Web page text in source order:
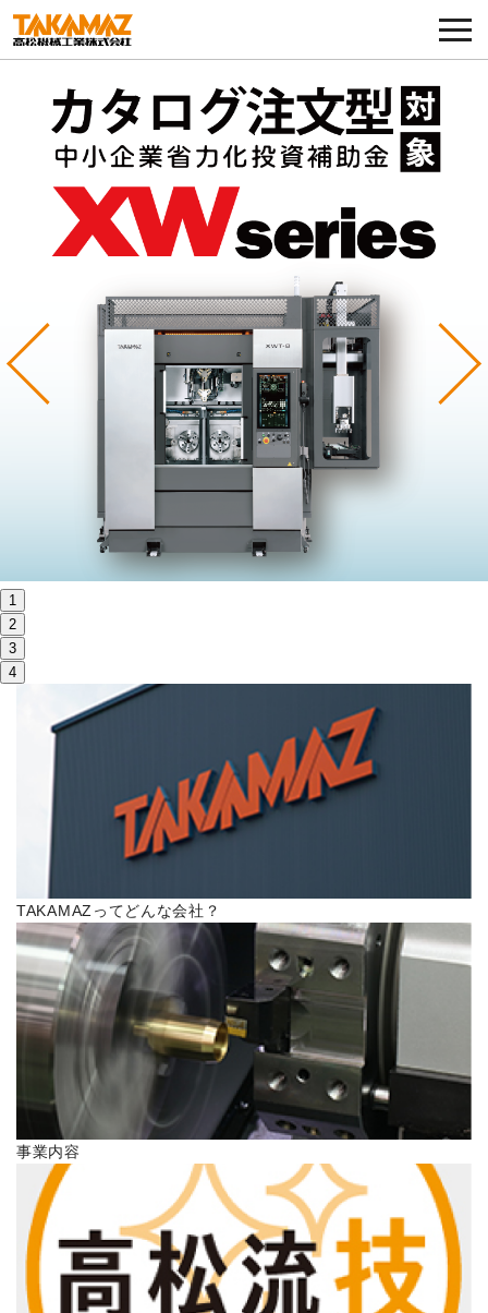
各種お問い合わせ・部品注文
採用に関してはこちらから
企業情報
展示会・イベント
コラム
製品ラインナップ
サステナビリティ
お問い合わせ
高松流技
ご利用に際して
当社のセキュリティへの取り組み
プライバシーポリシー
ENGLISH
Previous
1
2
3
4
TAKAMAZってどんな会社？
事業内容